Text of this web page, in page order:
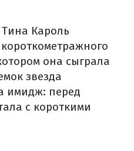
Кароль
она сыграла
звезда
имидж: перед
с короткими